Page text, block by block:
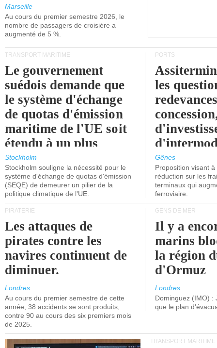
Marseille
Au cours du premier semestre 2026, le
nombre de passagers de croisière a
augmenté de 5 %.
TRANSPORT MARITIME
Le gouvernement
suédois demande que
le système d'échange
de quotas d'émission
maritime de l'UE soit
étendu à un plus
grand nombre de
navires.
Stockholm
Stockholm souligne la nécessité pour le
système d'échange de quotas d'émission
(SEQE) de demeurer un pilier de la
politique climatique de l'UE.
PORTS
les
l'attention
politiciens.
Gênes
Proposition visant
réduction sur les
terminaux qui
ferroviaire.
PIRATERIE
Les attaques de
pirates contre les
navires continuent de
diminuer.
Londres
Au cours du premier semestre de cette
année, 38 accidents se sont produits,
contre 90 au cours des six premiers mois
de 2025.
GENS DE MER
Il y a
marins
la région
d'Ormuz
Londres
Dominguez (IMO) :
que le plan
TRANSPORT MARITIME